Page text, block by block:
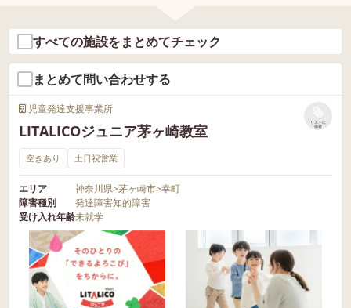
すべての施設をまとめてチェック
まとめて問い合わせする
児童発達支援事業所
LITALICOジュニア茅ヶ崎教室
リストに
保存
空きあり 土日祝営業
エリア 神奈川県>茅ヶ崎市>幸町
障害種別
発達障害知的障害
受け入れ年齢未就学